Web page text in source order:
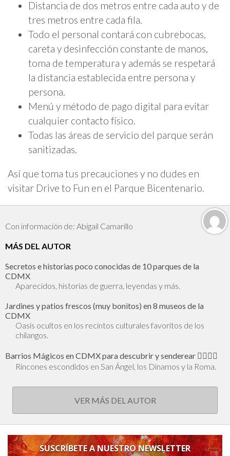
Distancia de dos metros entre cada auto y de
tres metros entre cada fila.
Todo el personal contará con cubrebocas,
careta y desinfección constante de manos,
toma de temperatura y además se respetará
la distancia establecida entre persona y
persona.
Menú y método de pago digital para evitar
cualquier contacto físico.
Todas las áreas de servicio del parque serán
sanitizadas.
Así que toma tus precauciones y no dudes en
visitar Drive to Fun en el Parque Bicentenario.
Con información de: Abigail Camarillo
MÁS DEL AUTOR
Secretos e historias poco conocidas de 10 parques de la
CDMX
Aparecidos, historias de guerra, leyendas y más.
Jardines y patios frescos (muy bonitos) en 8 museos de la
CDMX
Oasis ocultos en los recintos culturales favoritos de los
chilangos.
Barrios Mágicos en CDMX para descubrir y senderear 🕵🏻‍♂️✨
Rincones escondidos en San Ángel, los Dinamos y la Roma.
VER MÁS DEL AUTOR
SUSCRÍBETE A NUESTRO NEWSLETTER